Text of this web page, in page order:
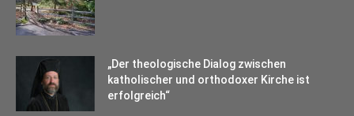
„Der theologische Dialog zwischen
katholischer und orthodoxer Kirche ist
erfolgreich“